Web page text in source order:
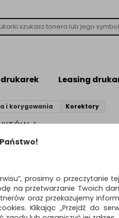
drukarek Leasing
i korygowania Korektory
1
REFILL
x 12m,
korektory z
ekonomiczne i
prosimy o przeczytanie
na przetwarzanie Twoich
oraz przekazujemy
Klikając „Przejdź do